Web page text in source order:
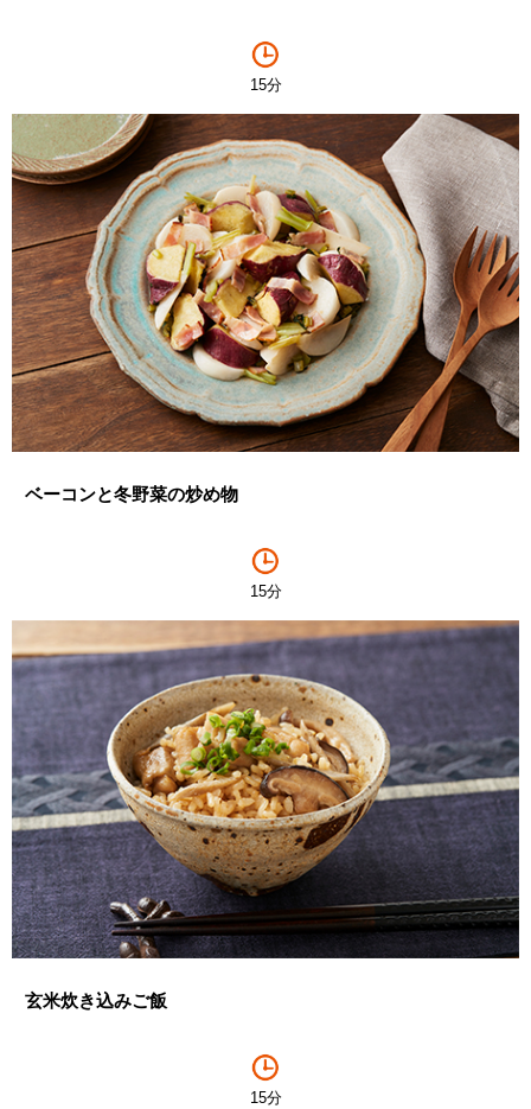
15分
ベーコンと冬野菜の炒め物
15分
玄米炊き込みご飯
15分